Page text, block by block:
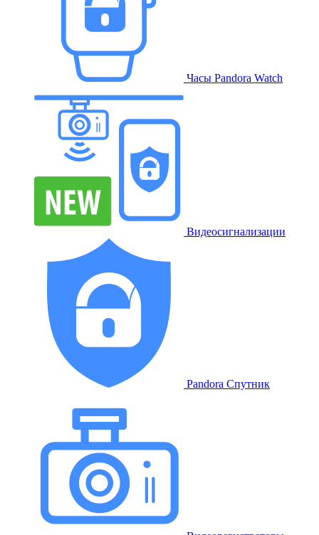
Часы Pandora Watch
Видеосигнализации
Pandora Спутник